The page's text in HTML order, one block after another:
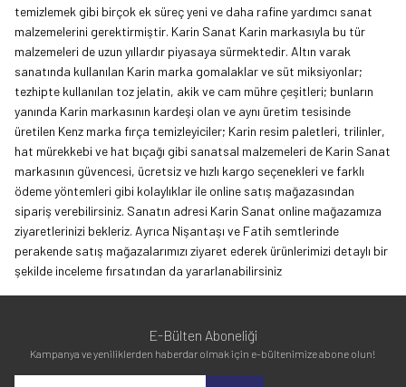
temizlemek gibi birçok ek süreç yeni ve daha rafineyardımcı sanat
malzemelerini gerektirmiştir. Karin Sanat Karin markasıyla bu tür
malzemeleri de uzun yıllardır piyasaya sürmektedir. Altın varak
sanatında kullanılan Karin marka gomalaklar ve süt miksiyonlar;
tezhipte kullanılan toz jelatin, akik ve cam mühre çeşitleri; bunların
yanında Karin markasının kardeşi olan ve aynı üretim tesisinde
üretilen Kenz marka fırça temizleyiciler; Karin resim paletleri, trilinler,
hat mürekkebi ve hat bıçağı gibi sanatsal malzemeleri de Karin Sanat
markasının güvencesi, ücretsiz ve hızlı kargo seçenekleri ve farklı
ödeme yöntemleri gibi kolaylıklar ile online satış mağazasından
sipariş verebilirsiniz. Sanatın adresi Karin Sanat online mağazamıza
ziyaretlerinizi bekleriz. Ayrıca Nişantaşı ve Fatih semtlerinde
perakende satış mağazalarımızı ziyaret ederek ürünlerimizi detaylı bir
şekilde inceleme fırsatından da yararlanabilirsiniz
E-Bülten Aboneliği
Kampanya ve yeniliklerden haberdar olmak için e-bültenimize abone olun!